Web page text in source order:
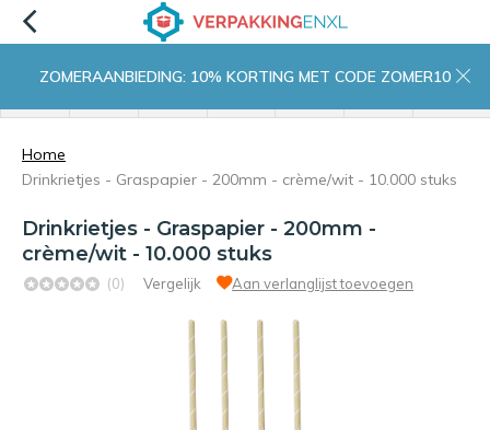
ZOMERAANBIEDING: 10% KORTING MET CODE ZOMER10
Home
Drinkrietjes - Graspapier - 200mm - crème/wit - 10.000 stuks
Drinkrietjes - Graspapier - 200mm -
crème/wit - 10.000 stuks
(0) Vergelijk Aan verlanglijst toevoegen